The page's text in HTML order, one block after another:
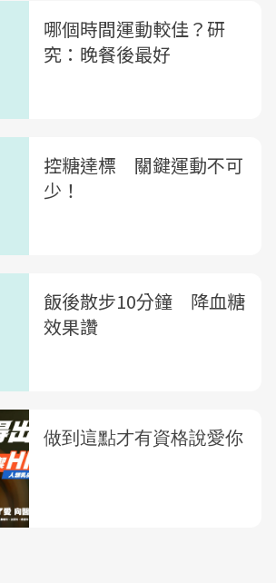
哪個時間運動較佳？研
究：晚餐後最好
控糖達標 關鍵運動不可
少！
飯後散步10分鐘 降血糖
效果讚